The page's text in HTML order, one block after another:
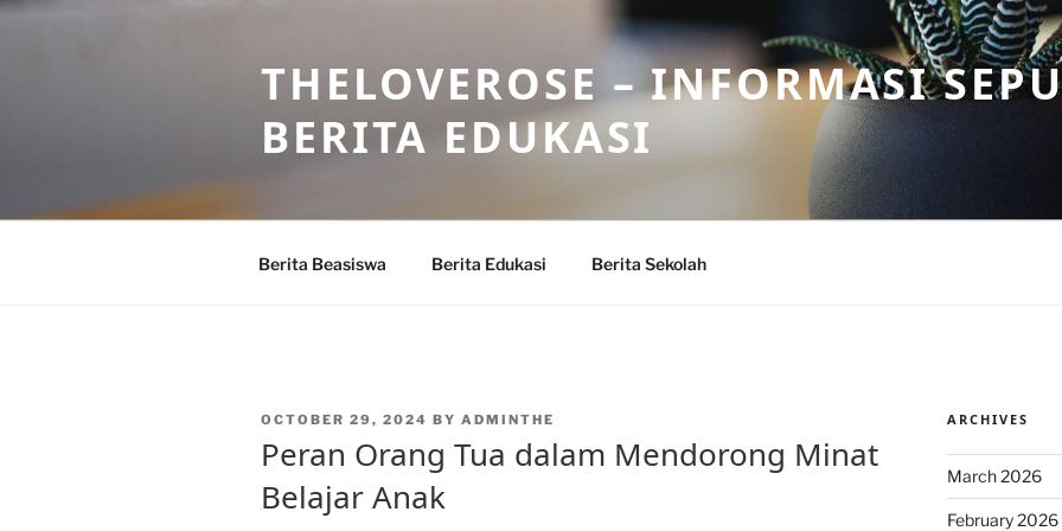
Skip
THELOVEROSE – INFORMASI
BERITA EDUKASI
Berita Beasiswa Berita Edukasi Berita Sekolah
POSTED
OCTOBER 29, 2024 BY ADMINTHE
Peran Orang Tua dalam Mendorong Minat
Belajar Anak
ARCHIVES
March 2026
February 2026